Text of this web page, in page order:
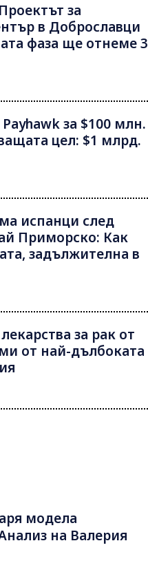
за
в Доброславци
фаза ще отнеме 3
Payhawk за $100 млн.
цел: $1 млрд.
испанци след
Приморско: Как
задължителна в
за рак от
от най-дълбоката
модела
на Валерия